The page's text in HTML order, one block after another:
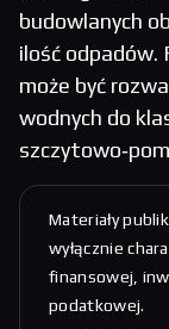
budowlanych
ilość odpadów.
może być
wodnych do
Materiały
wyłącznie
finansowej,
podatkowej.